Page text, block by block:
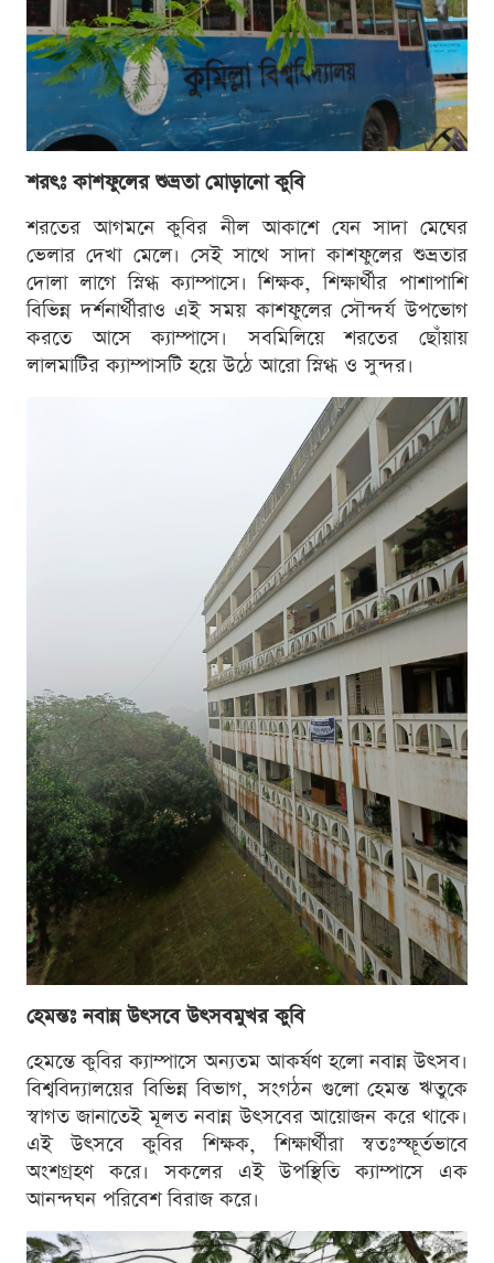
শরৎঃ কাশফুলের শুভ্রতা মোড়ানো কুবি
শরতের আগমনে কুবির নীল আকাশে যেন সাদা মেঘের
ভেলার দেখা মেলে। সেই সাথে সাদা কাশফুলের শুভ্রতার
দোলা লাগে স্নিগ্ধ ক্যাম্পাসে। শিক্ষক, শিক্ষার্থীর পাশাপাশি
বিভিন্ন দর্শনার্থীরাও এই সময় কাশফুলের সৌন্দর্য উপভোগ
করতে আসে ক্যাম্পাসে। সবমিলিয়ে শরতের ছোঁয়ায়
লালমাটির ক্যাম্পাসটি হয়ে উঠে আরো স্নিগ্ধ ও সুন্দর।
হেমন্তঃ নবান্ন উৎসবে উৎসবমুখর কুবি
হেমন্তে কুবির ক্যাম্পাসে অন্যতম আকর্ষণ হলো নবান্ন উৎসব।
বিশ্ববিদ্যালয়ের বিভিন্ন বিভাগ, সংগঠন গুলো হেমন্ত ঋতুকে
স্বাগত জানাতেই মূলত নবান্ন উৎসবের আয়োজন করে থাকে।
এই উৎসবে কুবির শিক্ষক, শিক্ষার্থীরা স্বতঃস্ফূর্তভাবে
অংশগ্রহণ করে। সকলের এই উপস্থিতি ক্যাম্পাসে এক
আনন্দঘন পরিবেশ বিরাজ করে।